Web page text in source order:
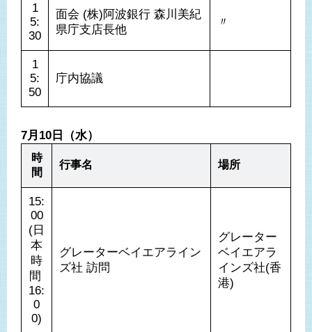
1
5:
30
面会 (株)阿波銀行 森川美紀
県庁支店長他
〃
1
5:
50
庁内協議
7月10日（水）
時
間
行事名 場所
15:
00
(日
本
時
間
16:
0
0)
グレーターベイエアライン
ズ社 訪問
グレーター
ベイエアラ
インズ社(香
港)